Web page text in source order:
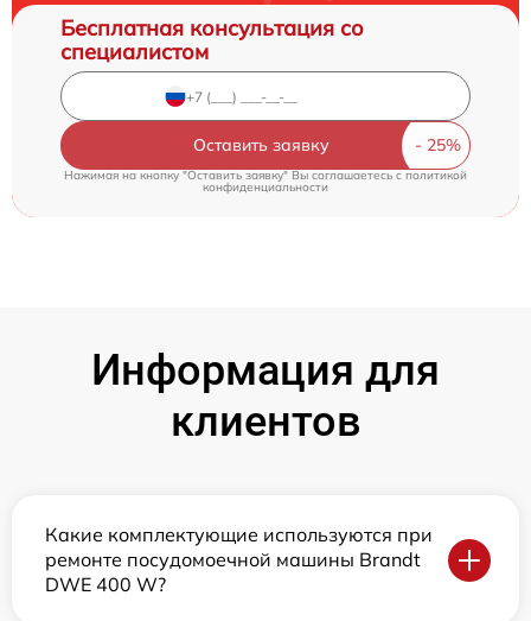
Бесплатная консультация со
специалистом
Оставить заявку
Нажимая на кнопку "Оставить заявку" Вы соглашаетесь cполитикой
конфиденциальности
Информация для
клиентов
Какие комплектующие используются при
ремонте посудомоечной машины Brandt
DWE 400 W?